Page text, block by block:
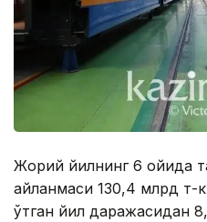
Жорий йилнинг 6 ойида
айланмаси 130,4 млрд т-
ўтган йил даражасидан